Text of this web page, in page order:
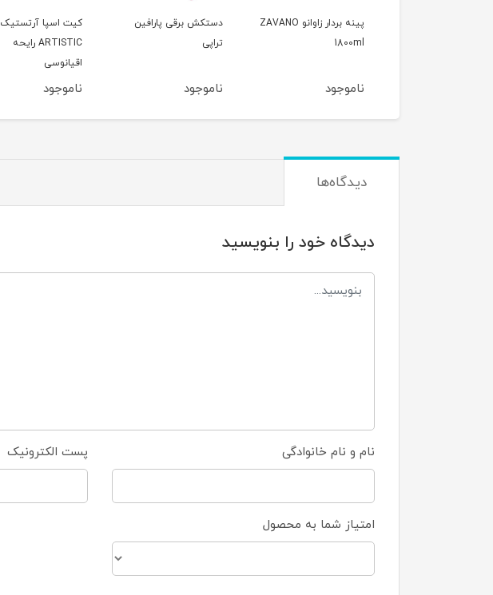
پینه بردار زاوانو ZAVANO
1800ml
ناموجود
دستکش برقی پارافین
تراپی
ناموجود
کیت اسپا آرتستیک
ARTISTIC رایحه
اقیانوسی
ناموجود
دیدگاه‌ها
دیدگاه خود را بنویسید
نام و نام خانوادگی پست الکترونیک
امتیاز شما به محصول